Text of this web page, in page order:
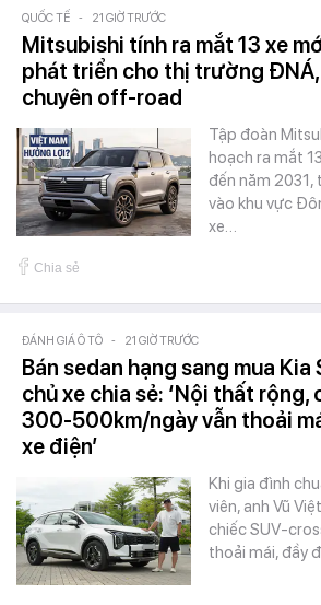
QUỐC TẾ - 21 GIỜ TRƯỚC
Mitsubishi tính ra mắt 13 xe
phát triển cho thị trường
chuyên off-road
Tập đoàn
hoạch ra mắt
đến năm
vào khu vực
xe…
Chia sẻ
ĐÁNH GIÁ Ô TÔ - 21 GIỜ TRƯỚC
Bán sedan hạng sang mua Kia
chủ xe chia sẻ: ‘Nội thất rộng,
300-500km/ngày vẫn thoải
xe điện’
Khi gia đình
viên, anh Vũ
chiếc SUV-
thoải mái, đầy